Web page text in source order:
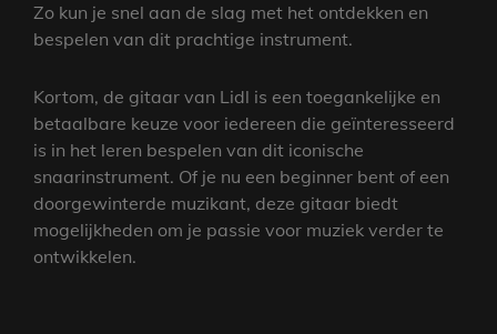
Zo kun je snel aan de slag met het ontdekken en
bespelen van dit prachtige instrument.
Kortom, de gitaar van Lidl is een toegankelijke en
betaalbare keuze voor iedereen die geïnteresseerd
is in het leren bespelen van dit iconische
snaarinstrument. Of je nu een beginner bent of een
doorgewinterde muzikant, deze gitaar biedt
mogelijkheden om je passie voor muziek verder te
ontwikkelen.